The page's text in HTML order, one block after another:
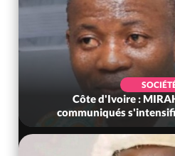
Côte d'Ivoire :
communiqués